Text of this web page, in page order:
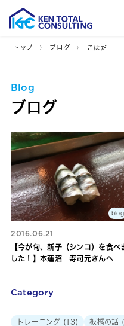
トップ ブログ こはだ
Blog
ブログ
blog
2016.06.21
【今が旬、新子（シンコ）を食べ
した！】本蓮沼 寿司元さんへ
Category
トレーニング (13) 板橋の話